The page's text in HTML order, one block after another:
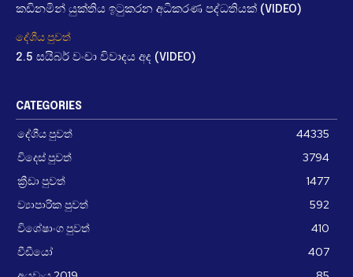
කඩිනමින් යුක්තිය ඉටුකරන අධිකරණ පද්ධතියක් (VIDEO)
දේශීය පුවත්
2.5 සයිබර් වංචා විවාදය අද (VIDEO)
CATEGORIES
දේශීය පුවත්
44335
විදෙස් පුවත්
3794
ක්‍රීඩා පුවත්
1477
ව්‍යාපාරික පුවත්
592
විශේෂාංග පුවත්
410
වීඩීයෝ
407